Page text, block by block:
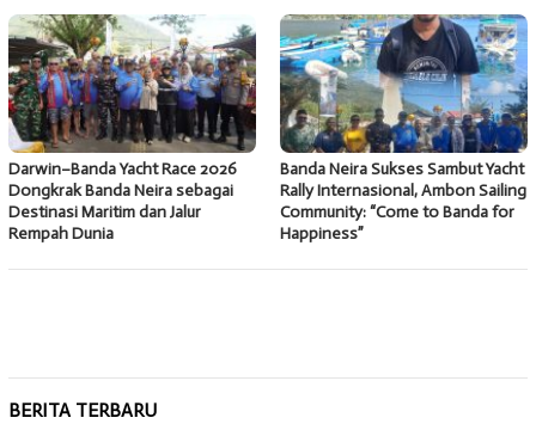
Darwin–Banda Yacht Race 2026
Dongkrak Banda Neira sebagai
Destinasi Maritim dan Jalur
Rempah Dunia
Banda Neira Sukses Sambut Yacht
Rally Internasional, Ambon Sailing
Community: “Come to Banda for
Happiness”
BERITA TERBARU